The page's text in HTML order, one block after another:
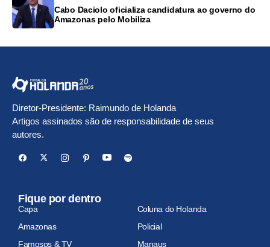
Cabo Daciolo oficializa candidatura ao governo do
Amazonas pelo Mobiliza
Diretor-Presidente: Raimundo de Holanda
Artigos assinados são de responsabilidade de seus
autores.
Fique por dentro
Capa
Coluna do Holanda
Amazonas
Policial
Famosos & TV
Manaus